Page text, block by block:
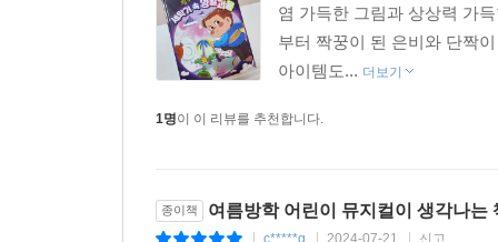
염 가득한 그림과 상상력 가
부터 짝꿍이 된 은비와 단짝
아이템도... 더보기
1명이 이 리뷰를 추천합니다.
종이책 여름방학 어린이 뮤지컬이 생각나는
c*****g 2024-07-21 신고